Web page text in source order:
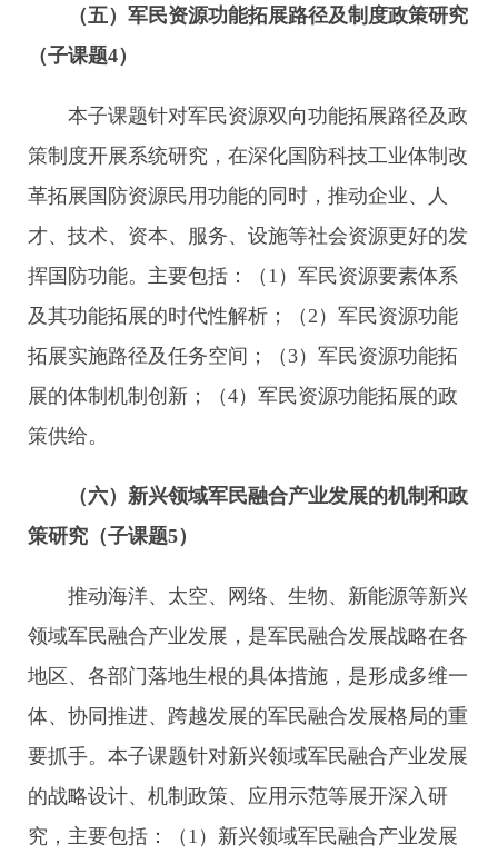
（五）军民资源功能拓展路径及制度政策研究
（子课题4）
本子课题针对军民资源双向功能拓展路径及政
策制度开展系统研究，在深化国防科技工业体制改
革拓展国防资源民用功能的同时，推动企业、人
才、技术、资本、服务、设施等社会资源更好的发
挥国防功能。主要包括：（1）军民资源要素体系
及其功能拓展的时代性解析；（2）军民资源功能
拓展实施路径及任务空间；（3）军民资源功能拓
展的体制机制创新；（4）军民资源功能拓展的政
策供给。
（六）新兴领域军民融合产业发展的机制和政
策研究（子课题5）
推动海洋、太空、网络、生物、新能源等新兴
领域军民融合产业发展，是军民融合发展战略在各
地区、各部门落地生根的具体措施，是形成多维一
体、协同推进、跨越发展的军民融合发展格局的重
要抓手。本子课题针对新兴领域军民融合产业发展
的战略设计、机制政策、应用示范等展开深入研
究，主要包括：（1）新兴领域军民融合产业发展